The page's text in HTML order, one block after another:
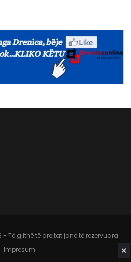
Të gjithë të drejtat janë të rezervuara
Impresum
✕